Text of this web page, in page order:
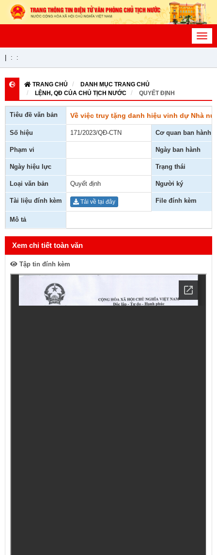
: :
TRANG CHỦ
DANH MỤC TRANG CHỦ
LỆNH, QĐ CỦA CHỦ TỊCH NƯỚC
QUYẾT ĐỊNH
Tiêu đề văn bản Về việc truy tặng danh hiệu vinh dự Nhà
Số hiệu 171/2023/QĐ-CTN Cơ quan ban hành
Phạm vi Ngày ban hành
Ngày hiệu lực Trạng thái
Loại văn bản Quyết định Người ký
Tài liệu đính kèm Tải về tại đây File đính kèm
Mô tả
Xem chi tiết toàn văn
Tập tin đính kèm